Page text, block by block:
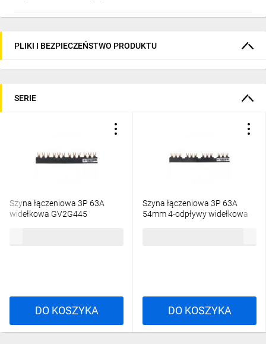
PLIKI I BEZPIECZEŃSTWO PRODUKTU
SERIE
Szyna łączeniowa 3P 63A
widełkowa GV2G445
DO KOSZYKA
Szyna łączeniowa 3P 63A
54mm 4-odpływy widełkowa
DO KOSZYKA